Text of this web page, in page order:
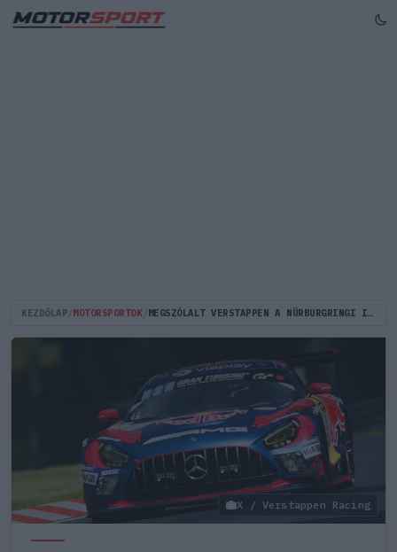
KEZDŐLAP MOTORSPORTOK MEGSZÓLALT VERSTAPPEN A NÜRBURGRINGI IDŐMÉRŐ UTÁN: „SZUPER NEHÉZ DOLGUNK VOLT”
X / Verstappen Racing